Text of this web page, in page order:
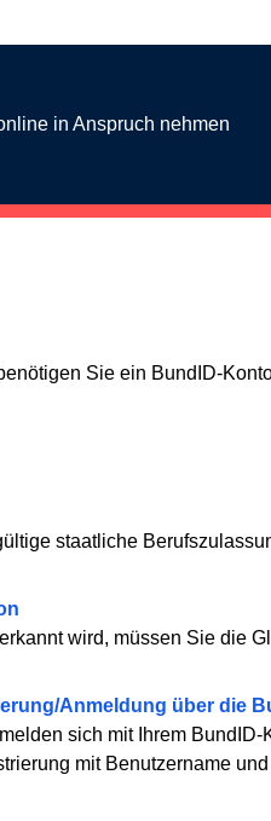
in Anspruch nehmen
Sie ein BundID-
staatliche
wird, müssen Sie die
Anmeldung über die
sich mit Ihrem
mit Benutzername